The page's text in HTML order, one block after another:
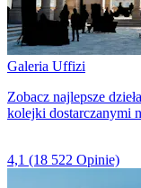
Galeria Uffizi
Zobacz najlepsze
kolejki dostarczanymi
4,1 (18 522 Opinie)